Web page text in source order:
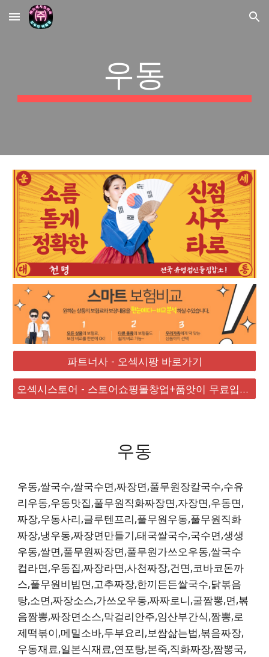
Skip to main content Skip to navigation
우동
파트너사 - 오섹시팡 바로가기
오섹시스토어 - 스토어쇼핑몰창업+품앗이 무료입점 대박
우동
우동,쌀국수,쌀국수면,짜장면,풀무원장칼국수,수유
리우동,우동맛집,풀무원직화짜장면,자장면,우동면,
짜장,우동사리,글루텐프리,풀무원우동,풀무원직화
짜장,냉우동,짜장면만들기,태국쌀국수,국수면,생생
우동,쌀면,풀무원짜장면,풀무원가쓰오우동,쌀국수
컵라면,우동집,짜장라면,사천짜장,건면,코바코돈까
스,풀무원비빔면,고추짜장,한끼든든쌀국수,닭볶음
탕,소면,짜장소스,가쓰오우동,짜짜로니,굴짬뽕,면,볶
음짬뽕,짜장면소스,막걸리안주,임산부간식,짬뽕,로
제떡볶이,메밀소바,두부요리,보쌈삶는법,볶음짜장,
우동재료,일본식재료,연포탕,본죽,직화짜장,짬뽕국,